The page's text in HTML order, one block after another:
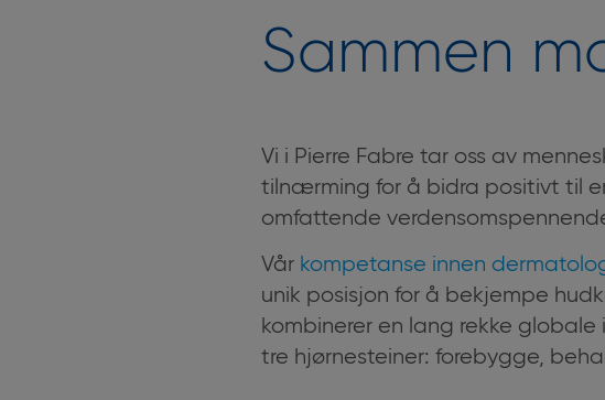
Sammen
Vi i Pierre Fabre tar oss av
tilnærming for å bidra positivt til
omfattende
Vår kompetanse innen
unik posisjon for å bekjempe
kombinerer en lang rekke
tre hjørnesteiner: forebygge,